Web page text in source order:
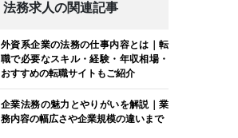
法務求人の関連記事
外資系企業の法務の仕事内容とは｜転
職で必要なスキル・経験・年収相場・
おすすめの転職サイトもご紹介
企業法務の魅力とやりがいを解説｜業
務内容の幅広さや企業規模の違いまで